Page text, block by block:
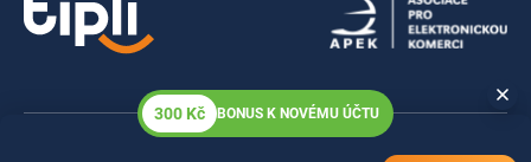
300 Kč BONUS K NOVÉMU ÚČTU